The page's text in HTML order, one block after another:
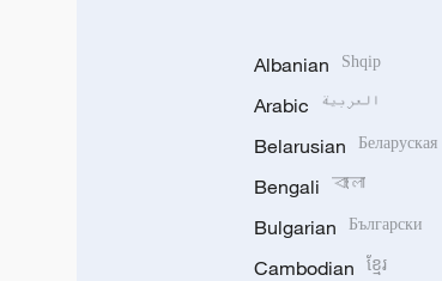
Albanian Shqip
Arabic العربية
Belarusian Беларуская
Bengali বাংলা
Bulgarian Български
Cambodian ខ្មែរ